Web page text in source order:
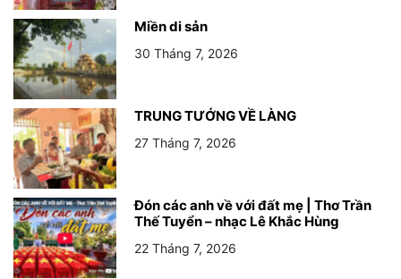
Miền di sản
30 Tháng 7, 2026
TRUNG TƯỚNG VỀ LÀNG
27 Tháng 7, 2026
Đón các anh về với đất mẹ | Thơ Trần
Thế Tuyển – nhạc Lê Khắc Hùng
22 Tháng 7, 2026